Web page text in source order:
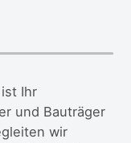
Ihr
und Bauträger
wir